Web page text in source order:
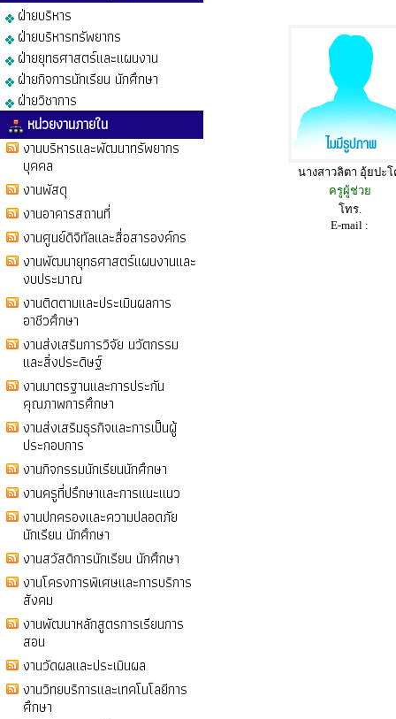
ฝ่ายบริหาร
ฝ่ายบริหารทรัพยากร
ฝ่ายยุทธศาสตร์และแผนงาน
ฝ่ายกิจการนักเรียน นักศึกษา
ฝ่ายวิชาการ
หน่วยงานภายใน
งานบริหารและพัฒนาทรัพยากร
บุคคล
งานพัสดุ
งานอาคารสถานที่
งานศูนย์ดิจิทัลและสื่อสารองค์กร
งานพัฒนายุทธศาสตร์แผนงานและ
งบประมาณ
งานติดตามและประเมินผลการ
อาชีวศึกษา
งานส่งเสริมการวิจัย นวัตกรรม
และสิ่งประดิษฐ์
งานมาตรฐานและการประกัน
คุณภาพการศึกษา
งานส่งเสริมธุรกิจและการเป็นผู้
ประกอบการ
งานกิจกรรมนักเรียนนักศึกษา
งานครูที่ปรึกษาและการแนะแนว
งานปกครองและความปลอดภัย
นักเรียน นักศึกษา
งานสวัสดิการนักเรียน นักศึกษา
งานโครงการพิเศษและการบริการ
สังคม
งานพัฒนาหลักสูตรการเรียนการ
สอน
งานวัดผลและประเมินผล
งานวิทยบริการและเทคโนโลยีการ
ศึกษา
นางสาวลิตา อุ้ยปะ
ครูผู้ช่วย
โทร.
E-mail :